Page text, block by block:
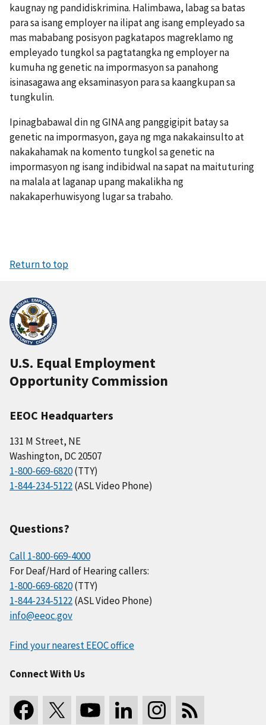
kaugnay ng pandidiskrimina. Halimbawa, labag sa batas
para sa isang employer na ilipat ang isang empleyado sa
mas mababang posisyon pagkatapos magreklamo ng
empleyado tungkol sa pagtatangka ng employer na
kumuha ng genetic na impormasyon sa panahong
isinasagawa ang eksaminasyon para sa kaangkupan sa
tungkulin.
Ipinagbabawal din ng GINA ang panggigipit batay sa
genetic na impormasyon, gaya ng mga nakakainsulto at
nakakahamak na komento tungkol sa genetic na
impormasyon ng isang indibidwal na sapat na maituturing
na malala at laganap upang makalikha ng
nakakaperhuwisyong lugar sa trabaho.
Return to top
U.S. Equal Employment
Opportunity Commission
EEOC Headquarters
131 M Street, NE
Washington, DC 20507
1-800-669-6820(TTY)
1-844-234-5122(ASL Video Phone)
Questions?
Call 1-800-669-4000
For Deaf/Hard of Hearing callers:
1-800-669-6820(TTY)
1-844-234-5122(ASL Video Phone)
info@eeoc.gov
Find your nearest EEOC office
Connect With Us